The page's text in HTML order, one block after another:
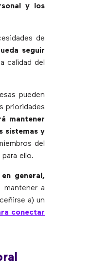
y los
de
seguir
calidad del
pueden
prioridades
mantener
sistemas y
del
ello.
general,
mantener a
a) un
conectar